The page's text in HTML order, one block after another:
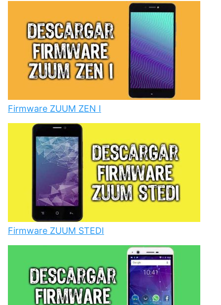
Firmware ZUUM ZEN I
Firmware ZUUM STEDI